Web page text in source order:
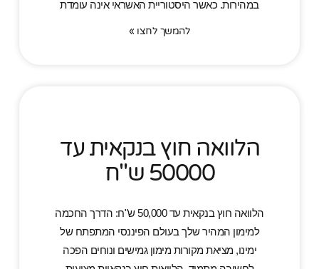
במהירות. כאשר היסטוריית האשראי אינה עומדת
להמשך לחצו »
הלוואה חוץ בנקאית עד
50000 ש"ח
הלוואה חוץ בנקאית עד 50,000 ש"ח: הדרך החכמה
למימון המהיר שלך בעולם הפיננסי המתפתח של
ימינו, מציאת מקורות מימון גמישים ונוחים הפכה